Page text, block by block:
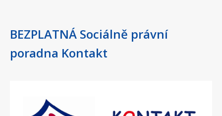
BEZPLATNÁ Sociálně právní
poradna Kontakt